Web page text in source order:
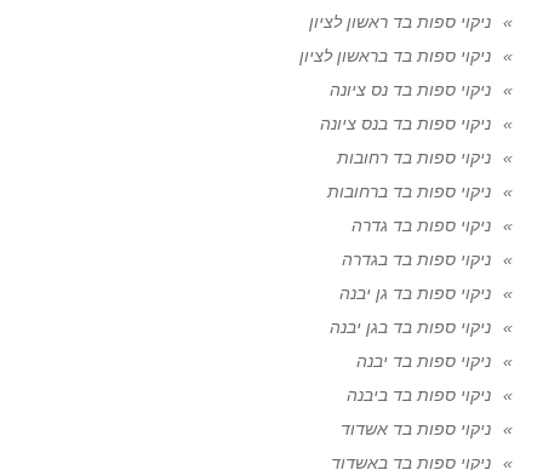
ניקוי ספות בד ראשון לציון
ניקוי ספות בד בראשון לציון
ניקוי ספות בד נס ציונה
ניקוי ספות בד בנס ציונה
ניקוי ספות בד רחובות
ניקוי ספות בד ברחובות
ניקוי ספות בד גדרה
ניקוי ספות בד בגדרה
ניקוי ספות בד גן יבנה
ניקוי ספות בד בגן יבנה
ניקוי ספות בד יבנה
ניקוי ספות בד ביבנה
ניקוי ספות בד אשדוד
ניקוי ספות בד באשדוד